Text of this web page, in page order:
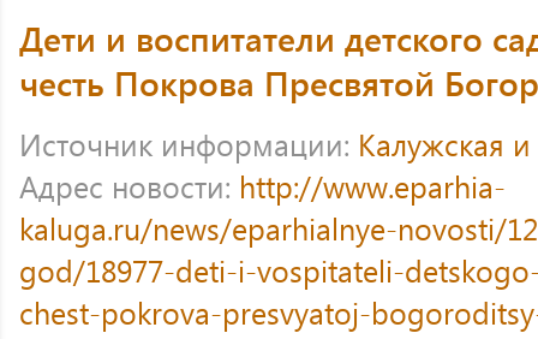
Дети и воспитатели детского
честь Покрова Пресвятой
Источник информации: Калужская
Адрес новости: http://www.eparhia-
kaluga.ru/news/eparhialnye-novosti/
god/18977-deti-i-vospitateli-
chest-pokrova-presvyatoj-